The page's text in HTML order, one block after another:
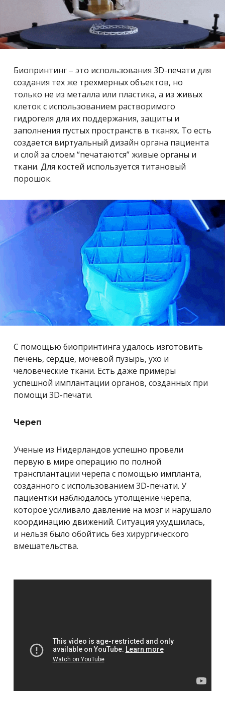
Биопринтинг – это использования 3D-печати для
создания тех же трехмерных объектов, но
только не из металла или пластика, а из живых
клеток с использованием растворимого
гидрогеля для их поддержания, защиты и
заполнения пустых пространств в тканях. То есть
создается виртуальный дизайн органа пациента
и слой за слоем “печатаются” живые органы и
ткани. Для костей используется титановый
порошок.
С помощью биопринтинга удалось изготовить
печень, сердце, мочевой пузырь, ухо и
человеческие ткани. Есть даже примеры
успешной имплантации органов, созданных при
помощи 3D-печати.
Череп
Ученые из Нидерландов успешно провели
первую в мире операцию по полной
трансплантации черепа с помощью импланта,
созданного с использованием 3D-печати. У
пациентки наблюдалось утолщение черепа,
которое усиливало давление на мозг и нарушало
координацию движений. Ситуация ухудшилась,
и нельзя было обойтись без хирургического
вмешательства.